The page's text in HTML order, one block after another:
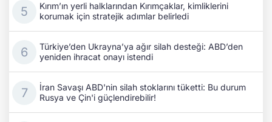
Kırım’ın yerli halklarından Kırımçaklar, kimliklerini
korumak için stratejik adımlar belirledi
Türkiye’den Ukrayna’ya ağır silah desteği: ABD’den
yeniden ihracat onayı istendi
İran Savaşı ABD'nin silah stoklarını tüketti: Bu durum
Rusya ve Çin'i güçlendirebilir!